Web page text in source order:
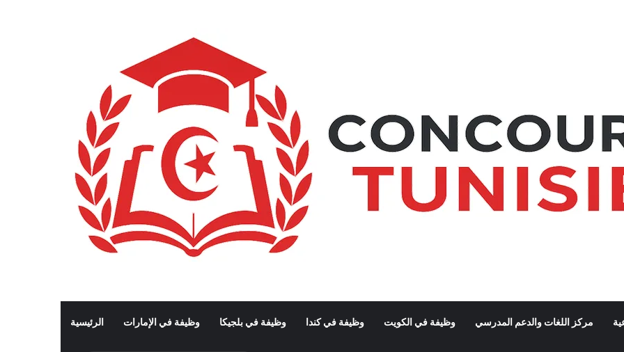
الرئيسية وظيفة في الإمارات وظيفة في بلجيكا وظيفة في كندا وظيفة في الكويت مركز اللغات والدعم المدرسي